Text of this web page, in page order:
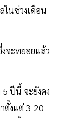
ในช่วงเดือน
งจะทยอยแล้ว
ปีนี้ จะยังคง
ตั้งแต่ 3-20